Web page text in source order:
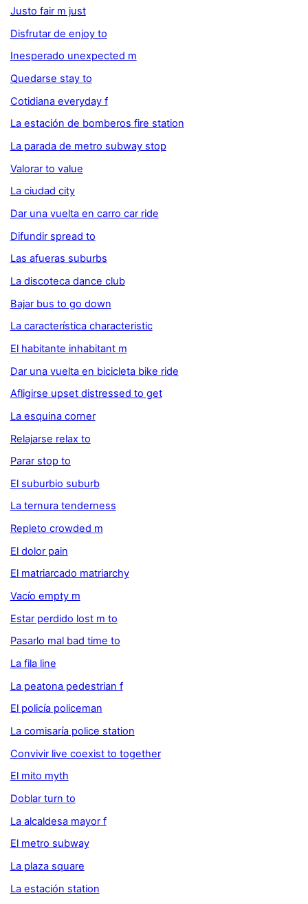
Justo fair m just
Disfrutar de enjoy to
Inesperado unexpected m
Quedarse stay to
Cotidiana everyday f
La estación de bomberos fire station
La parada de metro subway stop
Valorar to value
La ciudad city
Dar una vuelta en carro car ride
Difundir spread to
Las afueras suburbs
La discoteca dance club
Bajar bus to go down
La característica characteristic
El habitante inhabitant m
Dar una vuelta en bicicleta bike ride
Afligirse upset distressed to get
La esquina corner
Relajarse relax to
Parar stop to
El suburbio suburb
La ternura tenderness
Repleto crowded m
El dolor pain
El matriarcado matriarchy
Vacío empty m
Estar perdido lost m to
Pasarlo mal bad time to
La fila line
La peatona pedestrian f
El policía policeman
La comisaría police station
Convivir live coexist to together
El mito myth
Doblar turn to
La alcaldesa mayor f
El metro subway
La plaza square
La estación station